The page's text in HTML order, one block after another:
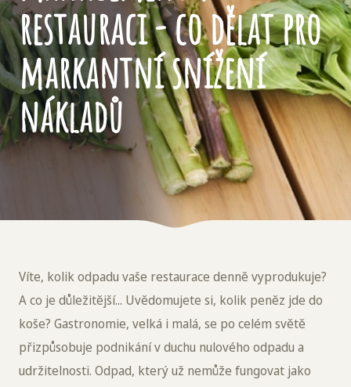
restauraci - co dělat pro
markantní snížení
nákladů
Víte, kolik odpadu vaše restaurace denně vyprodukuje?
A co je důležitější... Uvědomujete si, kolik peněz jde do
koše? Gastronomie, velká i malá, se po celém světě
přizpůsobuje podnikání v duchu nulového odpadu a
udržitelnosti. Odpad, který už nemůže fungovat jako